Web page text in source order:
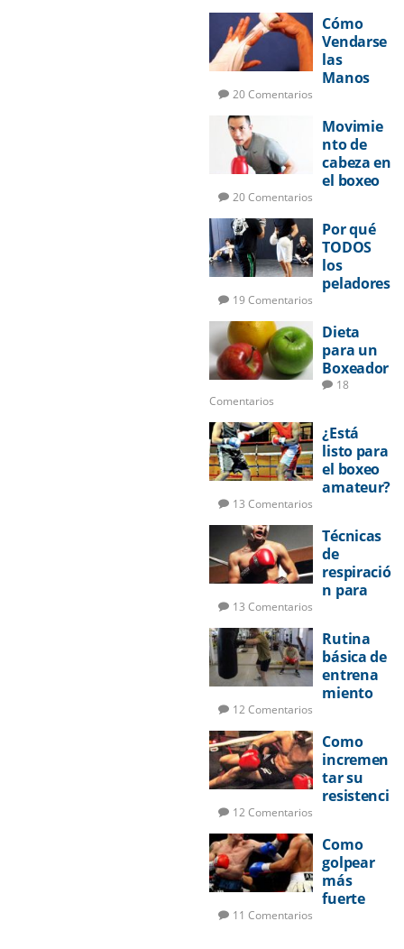
Cómo
Vendarse
las
Manos
20 Comentarios
Movimie
nto de
cabeza en
el boxeo
20 Comentarios
Por qué
TODOS
los
peladores
a boxear
19 Comentarios
Dieta
para un
Boxeador
18
Comentarios
¿Está
listo para
el boxeo
amateur?
13 Comentarios
Técnicas
de
respiració
n para
13 Comentarios
Rutina
básica de
entrena
miento
12 Comentarios
Como
incremen
tar su
resistenci
12 Comentarios
Como
golpear
más
fuerte
11 Comentarios